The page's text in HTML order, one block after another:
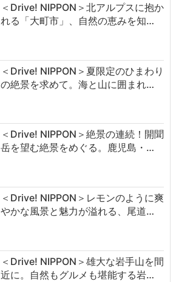
＜Drive! NIPPON＞北アルプスに抱か
れる「大町市」、自然の恵みを知…
＜Drive! NIPPON＞夏限定のひまわり
の絶景を求めて。海と山に囲まれ…
＜Drive! NIPPON＞絶景の連続！開聞
岳を望む絶景をめぐる。鹿児島・…
＜Drive! NIPPON＞レモンのように爽
やかな風景と魅力が溢れる、尾道…
＜Drive! NIPPON＞雄大な岩手山を間
近に。自然もグルメも堪能する岩…